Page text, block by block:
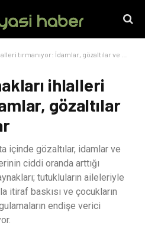
İdamlar, gözaltılar ve ağır baskılar
ihlalleri
gözaltılar
içinde gözaltılar, idamlar ve
ciddi oranda arttığı
tutukluların aileleriyle
itiraf baskısı ve çocukların
endişe verici